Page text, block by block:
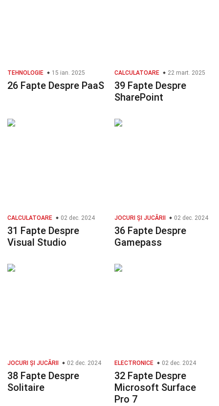
TEHNOLOGIE 15 ian. 2025
26 Fapte Despre PaaS
CALCULATOARE 22 mart. 2025
39 Fapte Despre
SharePoint
CALCULATOARE 02 dec. 2024
31 Fapte Despre
Visual Studio
JOCURI ȘI JUCĂRII 02 dec. 2024
36 Fapte Despre
Gamepass
JOCURI ȘI JUCĂRII 02 dec. 2024
38 Fapte Despre
Solitaire
ELECTRONICE 02 dec. 2024
32 Fapte Despre
Microsoft Surface
Pro 7